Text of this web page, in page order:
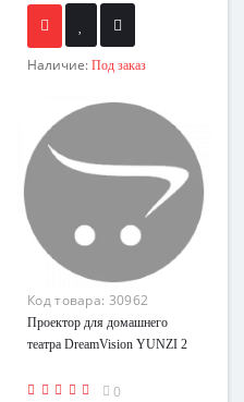
Наличие: Под заказ
Код товара: 30962
Проектор для домашнего
театра DreamVision YUNZI 2
0